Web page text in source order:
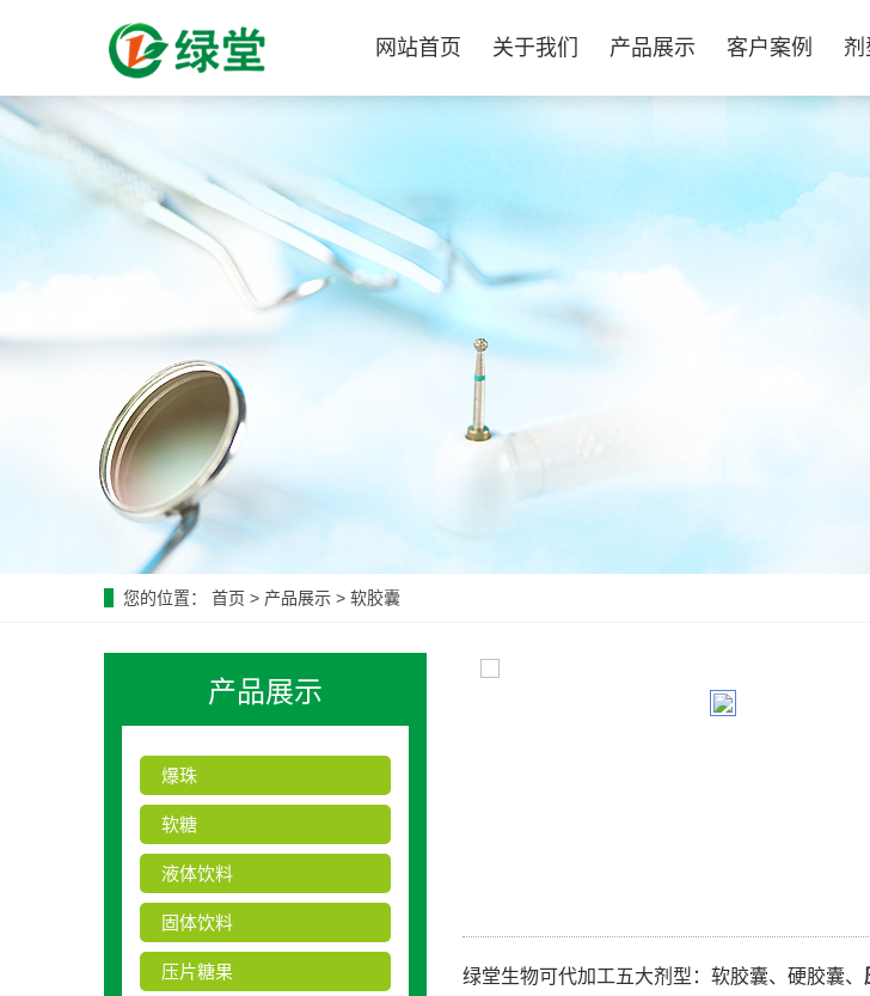
网站首页 关于我们 产品展示 客户案例
您的位置： 首页 > 产品展示 > 软胶囊
绿堂生物可代加工五大剂型：软胶囊、硬胶囊、
产品展示
爆珠
软糖
液体饮料
固体饮料
压片糖果